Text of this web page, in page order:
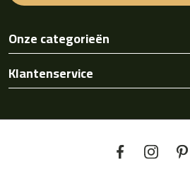
Onze categorieën
Klantenservice